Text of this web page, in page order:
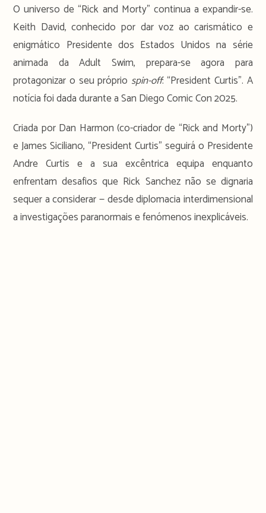
O universo de “Rick and Morty” continua a expandir-se.
Keith David, conhecido por dar voz ao carismático e
enigmático Presidente dos Estados Unidos na série
animada da Adult Swim, prepara-se agora para
protagonizar o seu próprio spin-off: “President Curtis”. A
notícia foi dada durante a San Diego Comic Con 2025.
Criada por Dan Harmon (co-criador de “Rick and Morty”)
e James Siciliano, “President Curtis” seguirá o Presidente
Andre Curtis e a sua excêntrica equipa enquanto
enfrentam desafios que Rick Sanchez não se dignaria
sequer a considerar — desde diplomacia interdimensional
a investigações paranormais e fenómenos inexplicáveis.